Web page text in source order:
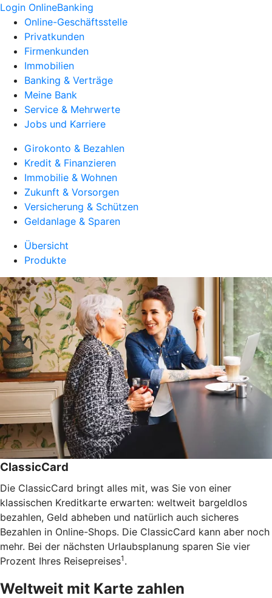
Login OnlineBanking
Online-Geschäftsstelle
Privatkunden
Firmenkunden
Immobilien
Banking & Verträge
Meine Bank
Service & Mehrwerte
Jobs und Karriere
Girokonto & Bezahlen
Kredit & Finanzieren
Immobilie & Wohnen
Zukunft & Vorsorgen
Versicherung & Schützen
Geldanlage & Sparen
Übersicht
Produkte
ClassicCard
Die ClassicCard bringt alles mit, was Sie von einer
klassischen Kreditkarte erwarten: weltweit bargeldlos
bezahlen, Geld abheben und natürlich auch sicheres
Bezahlen in Online-Shops. Die ClassicCard kann aber noch
mehr. Bei der nächsten Urlaubsplanung sparen Sie vier
Prozent Ihres Reisepreises1 .
Weltweit mit Karte zahlen